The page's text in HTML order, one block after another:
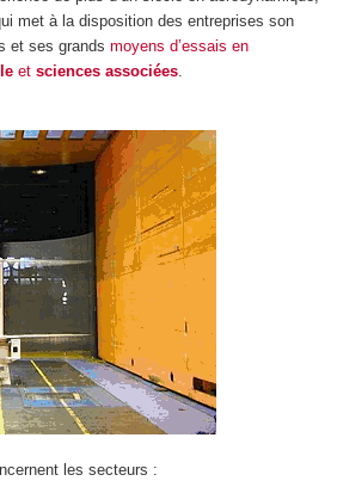
met à la disposition des entreprises son
et ses grands moyens d’essais en
et sciences associées.
les secteurs :